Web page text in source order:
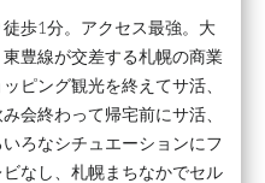
歩1分。アクセス最強。大
豊線が交差する札幌の商業
ピング観光を終えてサ活、
会終わって帰宅前にサ活、
ろなシチュエーションにフ
なし、札幌まちなかでセル